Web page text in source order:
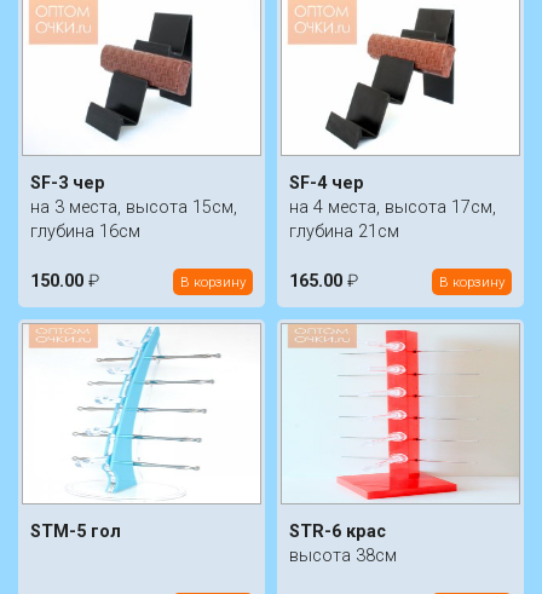
SF-3 чер
на 3 места, высота 15см,
глубина 16см
150.00 ₽ В корзину
SF-4 чер
на 4 места, высота 17см,
глубина 21см
165.00 ₽ В корзину
STM-5 гол
STR-6 крас
высота 38см